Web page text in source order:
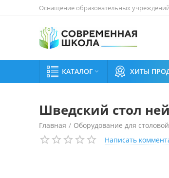
Оснащение образовательных учреждений
КАТАЛОГ  ХИТЫ
Шведский стол
Главная / Оборудование для
Шведский стол нейтральный Enofrigo
Написать